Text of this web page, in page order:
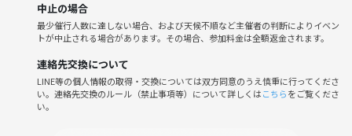
靴を脱いで上がってもらうため、靴下の着用をお願いいたします。
🌱サークルの雰囲気
・20代限定Switch好きがゆるっと集まる、落ち着いた雰囲気です。
・ほとんどの方が初参加＆おひとり参加！スタッフがサポート＆ゲーム
説明も丁寧なので初めてでも安心。
・貸切個室で人目を気にせず盛り上がれる＆スナップも自由（※無許可
中止の場合
最少催行人数に達しない場合、および天候不順など主催者の判断によりイベン
トが中止される場合があります。その場合、参加料金は全額返金されます。
連絡先交換について
LINE等の個人情報の取得・交換については双方同意のうえ慎重に行ってくださ
い。連絡先交換のルール（禁止事項等）について詳しくはこちらをご覧くださ
い。